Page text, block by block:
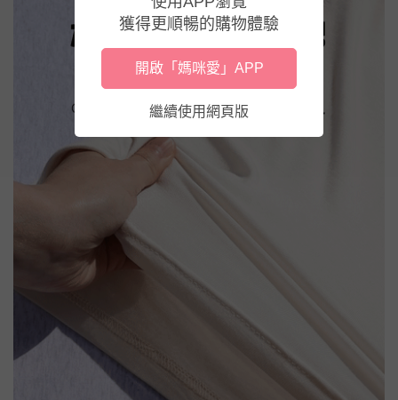
獲得更順暢的購物體驗
開啟「媽咪愛」APP
繼續使用網頁版